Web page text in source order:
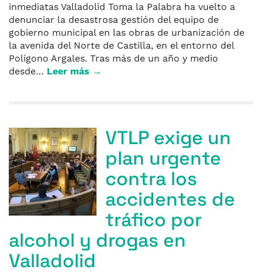
inmediatas Valladolid Toma la Palabra ha vuelto a
denunciar la desastrosa gestión del equipo de
gobierno municipal en las obras de urbanización de
la avenida del Norte de Castilla, en el entorno del
Polígono Argales. Tras más de un año y medio
desde… Leer más →
VTLP exige un
plan urgente
contra los
accidentes de
tráfico por
alcohol y drogas en
Valladolid